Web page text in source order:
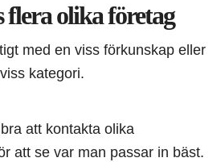
flera olika företag
med en viss förkunskap eller
kategori.
att kontakta olika
att se var man passar in bäst.